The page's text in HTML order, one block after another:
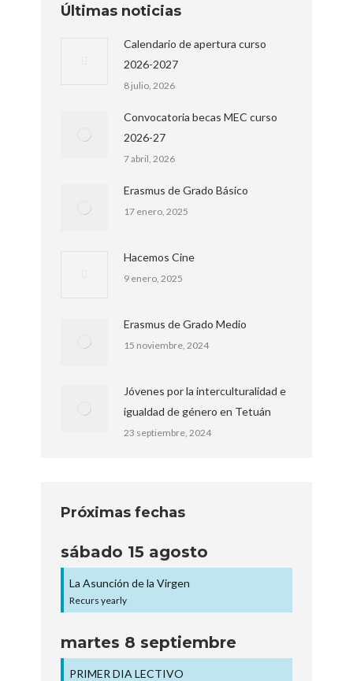
Últimas noticias
Calendario de apertura curso
2026-2027
8 julio, 2026
Convocatoria becas MEC curso
2026-27
7 abril, 2026
Erasmus de Grado Básico
17 enero, 2025
Hacemos Cine
9 enero, 2025
Erasmus de Grado Medio
15 noviembre, 2024
Jóvenes por la interculturalidad e
igualdad de género en Tetuán
23 septiembre, 2024
Próximas fechas
sábado 15 agosto
La Asunción de la Virgen
Recurs yearly
martes 8 septiembre
PRIMER DIA LECTIVO